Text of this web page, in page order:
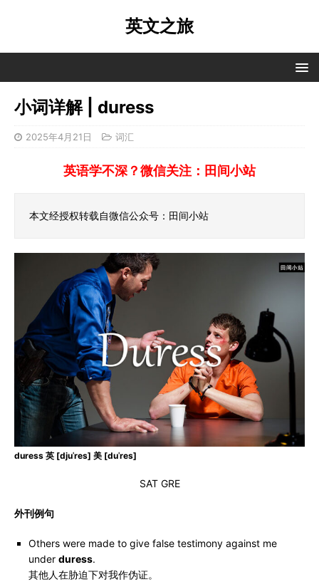
英文之旅
小词详解 | duress
2025年4月21日 词汇
英语学不深？微信关注：田间小站
本文经授权转载自微信公众号：田间小站
duress 英 [djuˈres] 美 [duˈres]
SAT GRE
外刊例句
Others were made to give false testimony against me
under duress.
其他人在胁迫下对我作伪证。